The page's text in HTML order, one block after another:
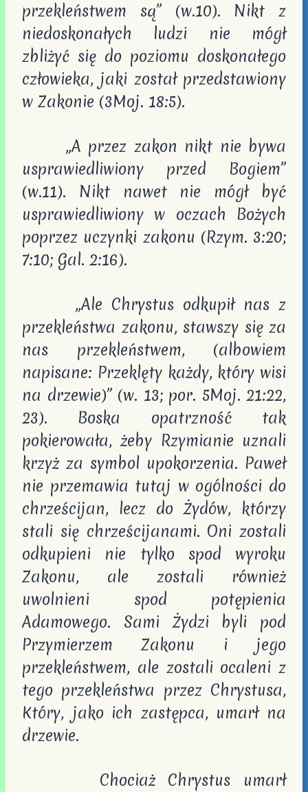
przekleństwem są” (w.10). Nikt z
niedoskonałych ludzi nie mógł
zbliżyć się do poziomu doskonałego
człowieka, jaki został przedstawiony
w Zakonie (3Moj. 18:5).
„A przez zakon nikt nie bywa
usprawiedliwiony przed Bogiem”
(w.11). Nikt nawet nie mógł być
usprawiedliwiony w oczach Bożych
poprzez uczynki zakonu (Rzym. 3:20;
7:10; Gal. 2:16).
„Ale Chrystus odkupił nas z
przekleństwa zakonu, stawszy się za
nas przekleństwem, (albowiem
napisane: Przeklęty każdy, który wisi
na drzewie)” (w. 13; por. 5Moj. 21:22,
23). Boska opatrzność tak
pokierowała, żeby Rzymianie uznali
krzyż za symbol upokorzenia. Paweł
nie przemawia tutaj w ogólności do
chrześcijan, lecz do Żydów, którzy
stali się chrześcijanami. Oni zostali
odkupieni nie tylko spod wyroku
Zakonu, ale zostali również
uwolnieni spod potępienia
Adamowego. Sami Żydzi byli pod
Przymierzem Zakonu i jego
przekleństwem, ale zostali ocaleni z
tego przekleństwa przez Chrystusa,
Który, jako ich zastępca, umarł na
drzewie.
Chociaż Chrystus umarł